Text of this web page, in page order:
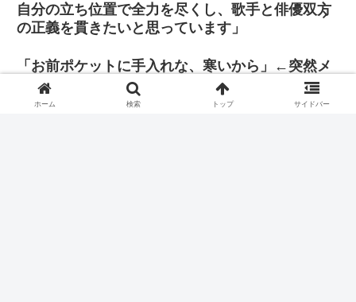
自分の立ち位置で全力を尽くし、歌手と俳優双方
の正義を貫きたいと思っています」
「お前ポケットに手入れな、寒いから」←突然メ
ロドラマのセリフさらっと言うのずるい
ホーム 検索 トップ サイドバー